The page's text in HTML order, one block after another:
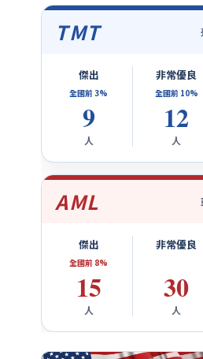
TMT
傑出
全國前 3%
9
人
非常優良
全國前 10%
12
人
AML
傑出
全國前 8%
15
人
非常優良
30
人